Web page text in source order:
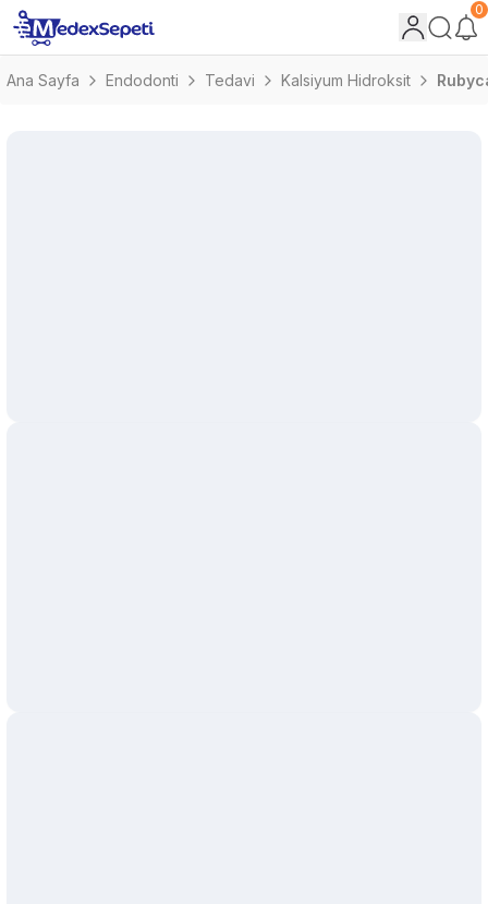
0
Ana Sayfa Endodonti Tedavi Kalsiyum Hidroksit